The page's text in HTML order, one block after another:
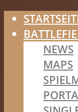
NEWS
MAPS